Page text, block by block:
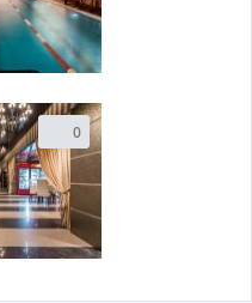
0